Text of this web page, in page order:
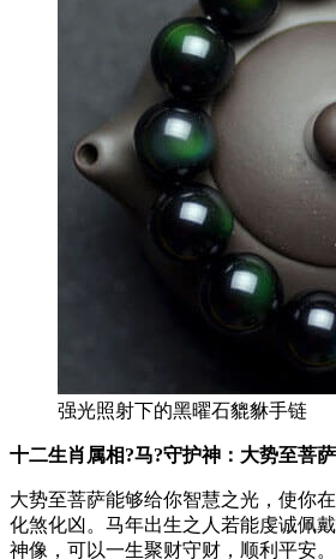
强光照射下的黑曜石貔貅手链
十二生肖属相?马?守护神：大势至菩萨
大势至菩萨能够给你智慧之光，使你
化煞化凶。马年出生之人若能虔诚佩
神像，可以一生聚财守财，顺利平安。